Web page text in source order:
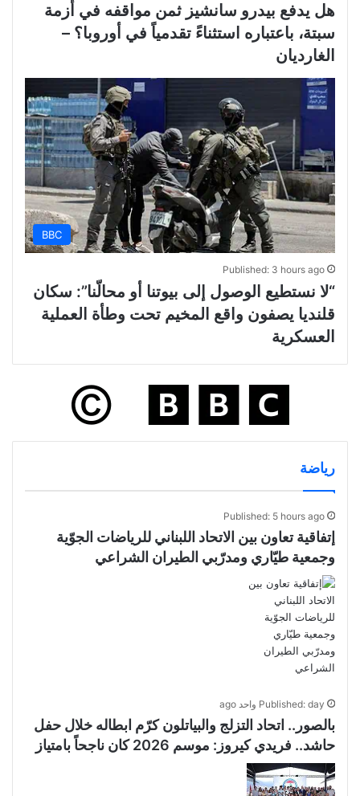
هل يدفع بيدرو سانشيز ثمن مواقفه في أزمة
سبتة، باعتباره استثناءً تقدمياً في أوروبا؟ –
الغارديان
BBC
Published: 3 hours ago
“لا نستطيع الوصول إلى بيوتنا أو محالّنا”: سكان
قلنديا يصفون واقع المخيم تحت وطأة العملية
العسكرية
رياضة
Published: 5 hours ago
إتفاقية تعاون بين الاتحاد اللبناني للرياضات الجوّية
وجمعية طيّاري ومدرّبي الطيران الشراعي
Published: day واحد ago
بالصور.. اتحاد التزلج والبياتلون كرّم ابطاله خلال حفل
حاشد.. فريدي كيروز: موسم 2026 كان ناجحاً بامتياز